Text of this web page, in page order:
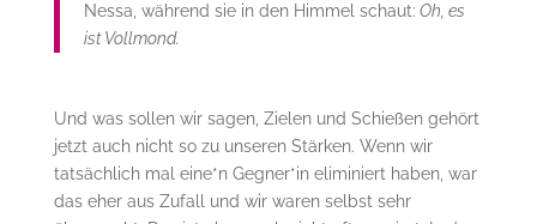
Nessa, während sie in den Himmel schaut: Oh, es
ist Vollmond.
Und was sollen wir sagen, Zielen und Schießen gehört
jetzt auch nicht so zu unseren Stärken. Wenn wir
tatsächlich mal eine*n Gegner*in eliminiert haben, war
das eher aus Zufall und wir waren selbst sehr